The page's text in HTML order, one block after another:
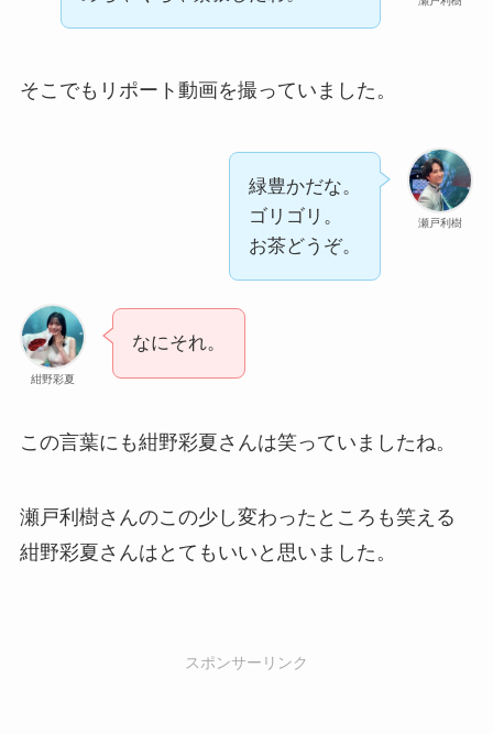
そこでもリポート動画を撮っていました。
瀬戸利樹
緑豊かだな。
ゴリゴリ。
お茶どうぞ。
紺野彩夏
なにそれ。
この言葉にも紺野彩夏さんは笑っていましたね。
瀬戸利樹さんのこの少し変わったところも笑える
紺野彩夏さんはとてもいいと思いました。
スポンサーリンク